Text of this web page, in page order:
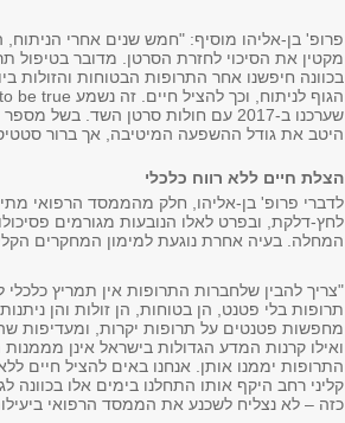
פרופ' בן-אליהו מוסיף: "חמש שנים אחרי
מקטין את הסיכוי לחזרת הסרטן. מדובר בטיפול
בכוונה חיפשנו אחר התרופות הבטוחות
שערכנו ב-2017 עם חולות סרטן השד.
היטב את גודל ההשפעה המיטיבה, אך ברור
הצלת חיים ללא רווח כלכלי
לדברי פרופ' בן-אליהו, חלק מהממסד הרפואי
לחץ-דלקת, ובפרט לאלו הנובעות מגורמים
המחלה. בעיה אחרת נוגעת למימון המחקרים
"צריך להבין שלחברות התרופות אין תמריץ
תרופות בלי פטנט, הן בטוחות, הן זולות והן
מחפשות פטנטים על תרופות יקרות, ומעדיפות
ואילו קרנות המדע הגדולות בישראל אינן
התרופות יממנו אותן. אנחנו באים להציל חיים
קליני רחב היקף אותו התחלנו בימים אלו בכוונה
כזה – לא נצליח לשכנע את הממסד הרפואי